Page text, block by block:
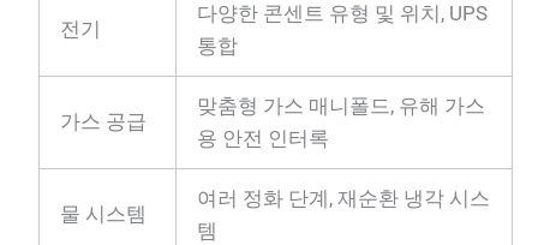
전기
다양한 콘센트 유형 및 위치, UPS
통합
가스 공급
맞춤형 가스 매니폴드, 유해 가스
용 안전 인터록
물 시스템
여러 정화 단계, 재순환 냉각 시스
템